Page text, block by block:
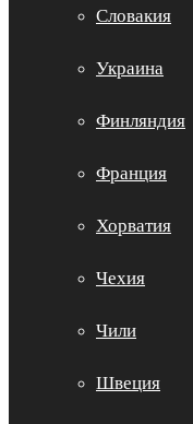
Словакия
Украина
Финляндия
Франция
Хорватия
Чехия
Чили
Швеция